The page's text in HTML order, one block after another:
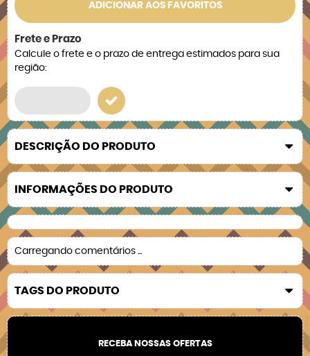
ADICIONAR AOS FAVORITOS
Frete e Prazo
Calcule o frete e o prazo de entrega estimados para sua
região:
DESCRIÇÃO DO PRODUTO
INFORMAÇÕES DO PRODUTO
Carregando comentários ...
TAGS DO PRODUTO
RECEBA NOSSAS OFERTAS